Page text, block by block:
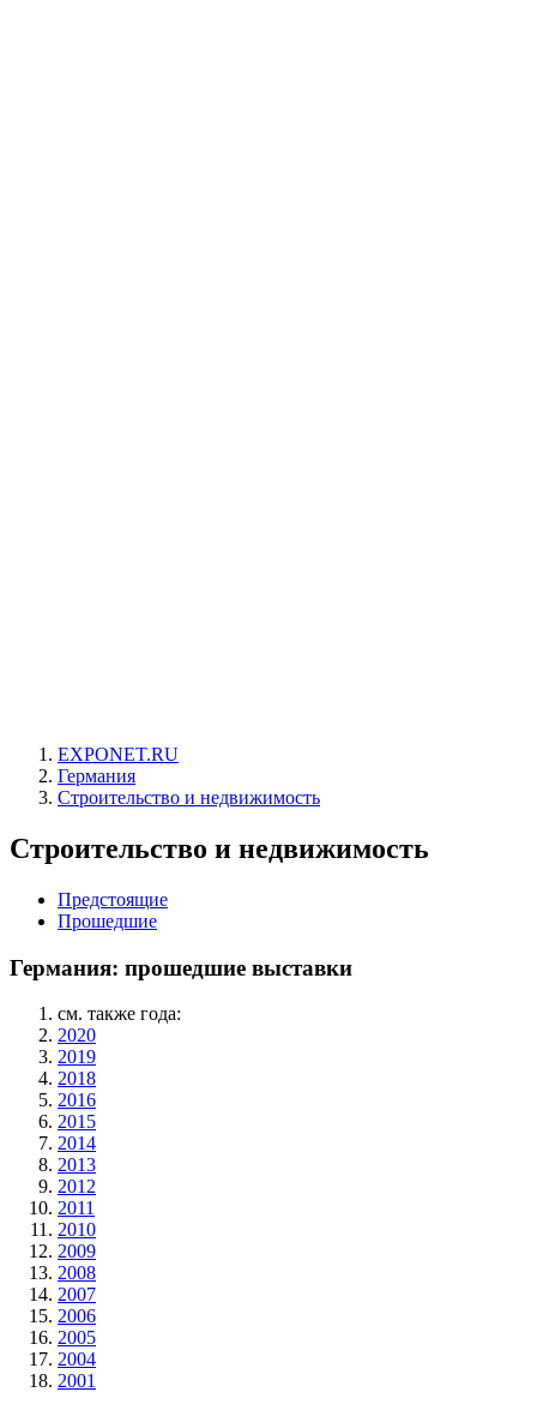
EXPONET.RU
Германия
Строительство и недвижимость
Строительство и недвижимость
Предстоящие
Прошедшие
Германия: прошедшие выставки
см. также года:
2020
2019
2018
2016
2015
2014
2013
2012
2011
2010
2009
2008
2007
2006
2005
2004
2001